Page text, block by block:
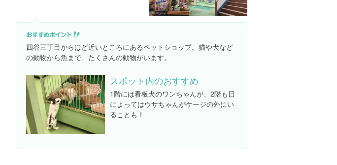
四谷三丁目からほど近いところにあるペットショップ。猫や犬など
の動物から魚まで、たくさんの動物がいます。
スポット内のおすすめ
1階には看板犬のワンちゃんが、2階も日
によってはウサちゃんがケージの外にい
ることも！